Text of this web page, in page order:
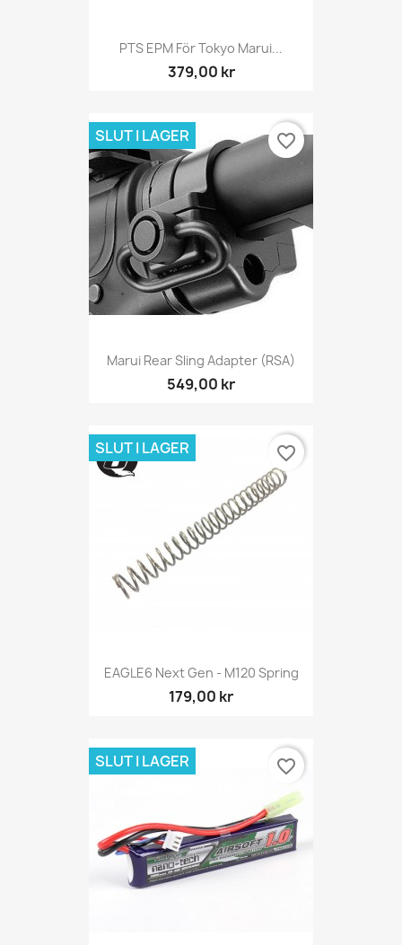
PTS EPM För Tokyo Marui...
379,00 kr
Marui Rear Sling Adapter (RSA)
549,00 kr
SLUT I LAGER favorite_border
EAGLE6 Next Gen - M120 Spring
179,00 kr
SLUT I LAGER favorite_border
SLUT I LAGER favorite_border